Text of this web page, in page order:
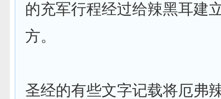
的充军行程经过给辣黑耳建
方。
圣经的有些文字记载将厄弗